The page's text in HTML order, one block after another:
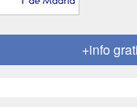
+info